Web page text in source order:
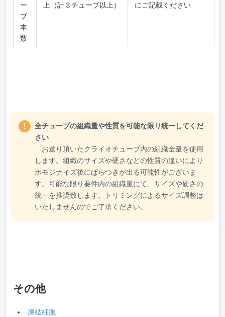
ー
ブ
本
数
上（計３チューブ以上）
にご記載ください
全チューブの組織量や性質を可能な限り統一してくだ
さい
お送り頂いたクライオチューブ内の組織全量を使⽤
します。組織のサイズや硬さなどの性質の違いにより
ホモジナイズ後にばらつきが出る可能性がございま
す。可能な限り要件内の組織量にて、サイズや硬さの
統⼀を推奨致します。トリミングによるサイズ調整は
いたしませんのでご了承ください。
その他
凍結細胞